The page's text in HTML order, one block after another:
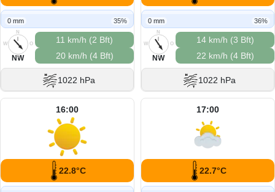
0 mm 35%
N
O
S
W
NW
11 km/h (2 Bft)
20 km/h (4 Bft)
1022 hPa
0 mm 36%
N
O
S
W
NW
14 km/h (3 Bft)
22 km/h (4 Bft)
1022 hPa
16:00
22.8°C
17:00
22.7°C